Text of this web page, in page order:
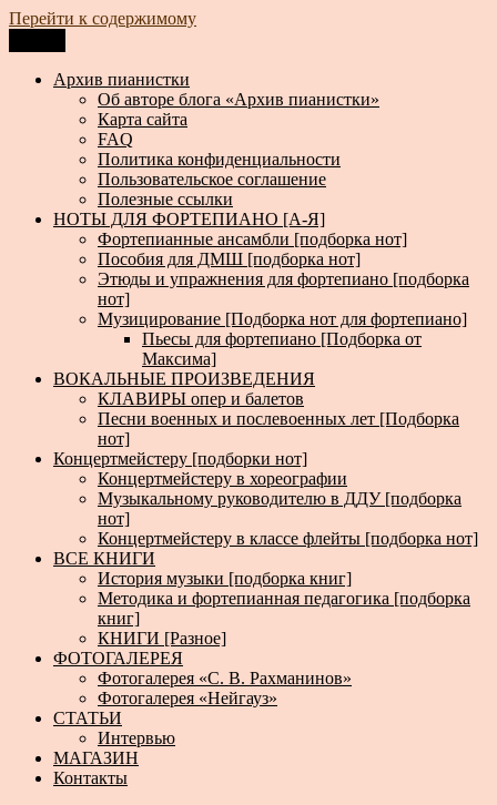
Перейти к содержимому
Архив пианистки
Всё для пианистов: ноты, книги, музыка, статьи…
Архив пианистки
Об авторе блога «Архив пианистки»
Карта сайта
FAQ
Политика конфиденциальности
Пользовательское соглашение
Полезные ссылки
НОТЫ ДЛЯ ФОРТЕПИАНО [А-Я]
Фортепианные ансамбли [подборка нот]
Пособия для ДМШ [подборка нот]
Этюды и упражнения для фортепиано [подборка
нот]
Музицирование [Подборка нот для фортепиано]
Пьесы для фортепиано [Подборка от
Максима]
ВОКАЛЬНЫЕ ПРОИЗВЕДЕНИЯ
КЛАВИРЫ опер и балетов
Песни военных и послевоенных лет [Подборка
нот]
Концертмейстеру [подборки нот]
Концертмейстеру в хореографии
Музыкальному руководителю в ДДУ [подборка
нот]
Концертмейстеру в классе флейты [подборка нот]
ВСЕ КНИГИ
История музыки [подборка книг]
Методика и фортепианная педагогика [подборка
книг]
КНИГИ [Разное]
ФОТОГАЛЕРЕЯ
Фотогалерея «С. В. Рахманинов»
Фотогалерея «Нейгауз»
СТАТЬИ
Интервью
МАГАЗИН
Контакты